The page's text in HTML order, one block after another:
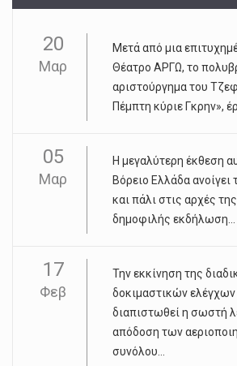
20
Μαρ
Μετά από μια
Θέατρο ΑΡΓΩ, το
αριστούργημα του
Πέμπτη κύριε Γκρην»,
05
Μαρ
Η μεγαλύτερη έκθεση
Βόρειο Ελλάδα ανοίγει
και πάλι στις αρχές
δημοφιλής εκδήλωση...
17
Φεβ
Την εκκίνηση της
δοκιμαστικών ελέγχων
διαπιστωθεί η σωστή
απόδοση των
συνόλου...